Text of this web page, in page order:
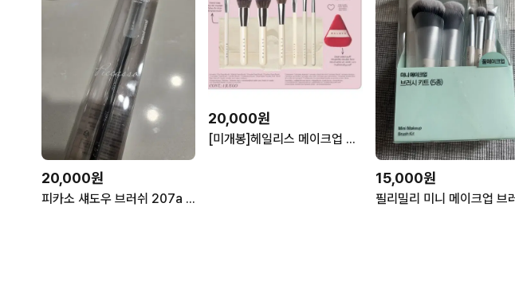
20,000원
피카소 섀도우 브러쉬 207a 207A
20,000원
[미개봉]헤일리스 메이크업 브러쉬 세트 브러시 휴대용 파우치
15,000원